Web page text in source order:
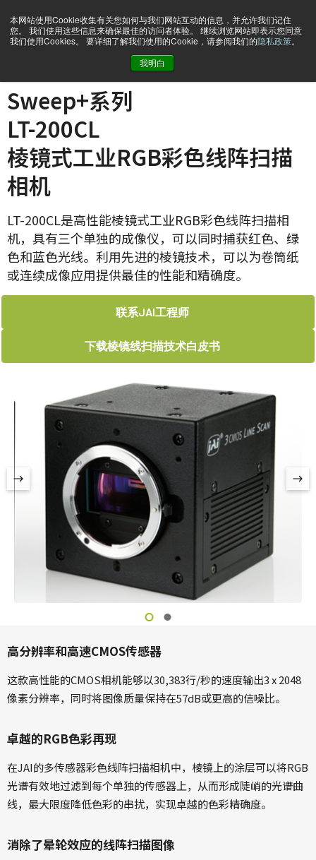
本网站使用Cookie收集有关您如何与我们网站互动的信息，并允许我们记住
您。 我们使用这些信息来确保最佳的访问者体验。 继续浏览网站即表示您同意
我们使用Cookies。 要详细了解我们使用的Cookie，请参阅我们的隐私政策。
我明白
Sweep+系列
LT-200CL
棱镜式工业RGB彩色线阵扫描
相机
LT-200CL是高性能棱镜式工业RGB彩色线阵扫描相
机，具有三个单独的成像仪，可以同时捕获红色、绿
色和蓝色光线。利用先进的棱镜技术，可以为卷筒纸
或连续成像应用提供最佳的性能和精确度。
联系JAI工程师
下载棱镜线扫描技术白皮书
高分辨率和高速CMOS传感器
这款高性能的CMOS相机能够以30,383行/秒的速度输出3 x 2048
像素分辨率，同时将图像质量保持在57dB或更高的信噪比。
卓越的RGB色彩再现
在JAI的多传感器彩色线阵扫描相机中，棱镜上的涂层可以将RGB
光谱有效地过滤到每个单独的传感器上，从而形成陡峭的光谱曲
线，最大限度降低色彩的串扰，实现卓越的色彩精确度。
消除了晕轮效应的线阵扫描图像